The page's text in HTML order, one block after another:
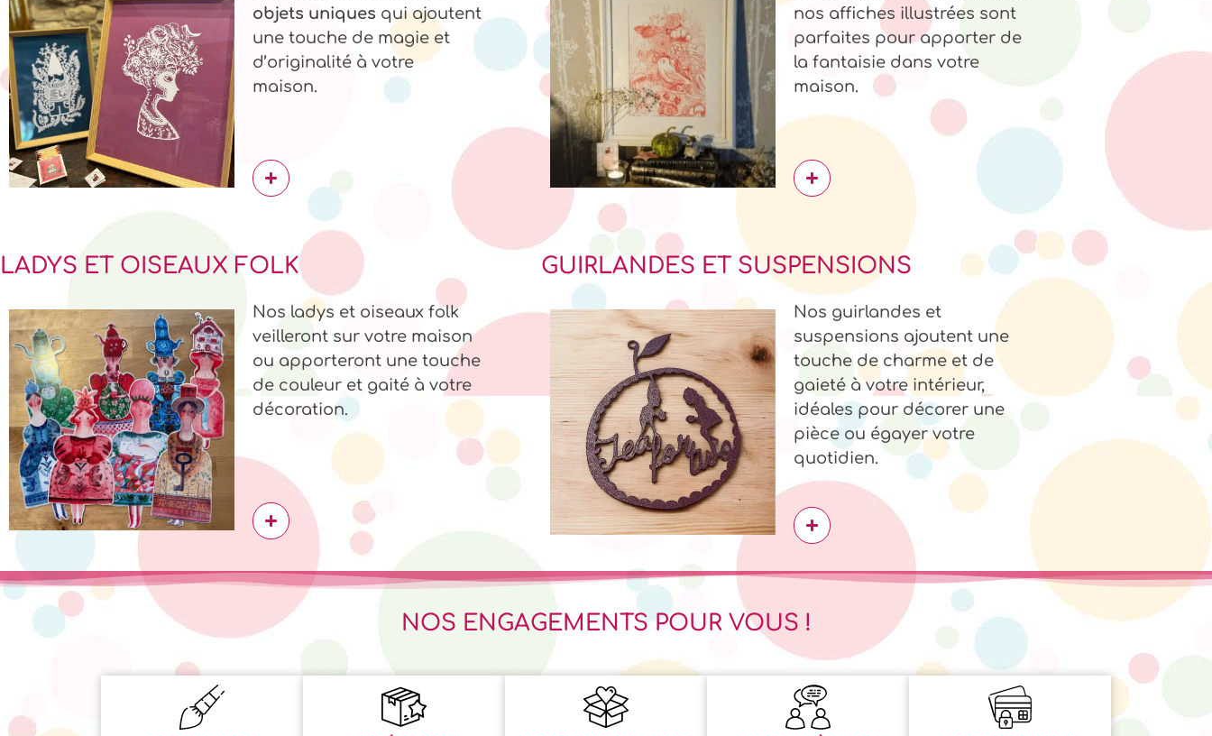
objets uniques qui ajoutent
une touche de magie et
d’originalité à votre
maison.
nos affiches illustrées sont
parfaites pour apporter de
la fantaisie dans votre
maison.
LADYS ET OISEAUX FOLK
Nos ladys et oiseaux folk
veilleront sur votre maison
ou apporteront une touche
de couleur et gaité à votre
décoration.
GUIRLANDES ET SUSPENSIONS
Nos guirlandes et
suspensions ajoutent une
touche de charme et de
gaieté à votre intérieur,
idéales pour décorer une
pièce ou égayer votre
quotidien.
NOS ENGAGEMENTS POUR VOUS !